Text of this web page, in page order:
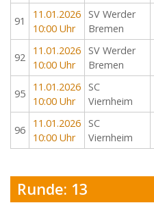
91
11.01.2026
10:00 Uhr
SV Werder
Bremen
92
11.01.2026
10:00 Uhr
SV Werder
Bremen
95
11.01.2026
10:00 Uhr
SC
Viernheim
96
11.01.2026
10:00 Uhr
SC
Viernheim
Runde: 13